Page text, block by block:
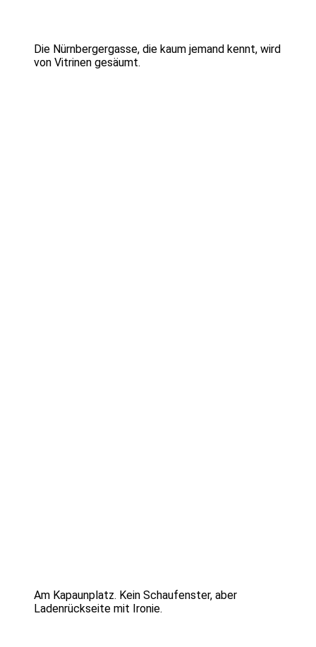
Die Nürnbergergasse, die kaum jemand kennt, wird
von Vitrinen gesäumt.
Am Kapaunplatz. Kein Schaufenster, aber
Ladenrückseite mit Ironie.